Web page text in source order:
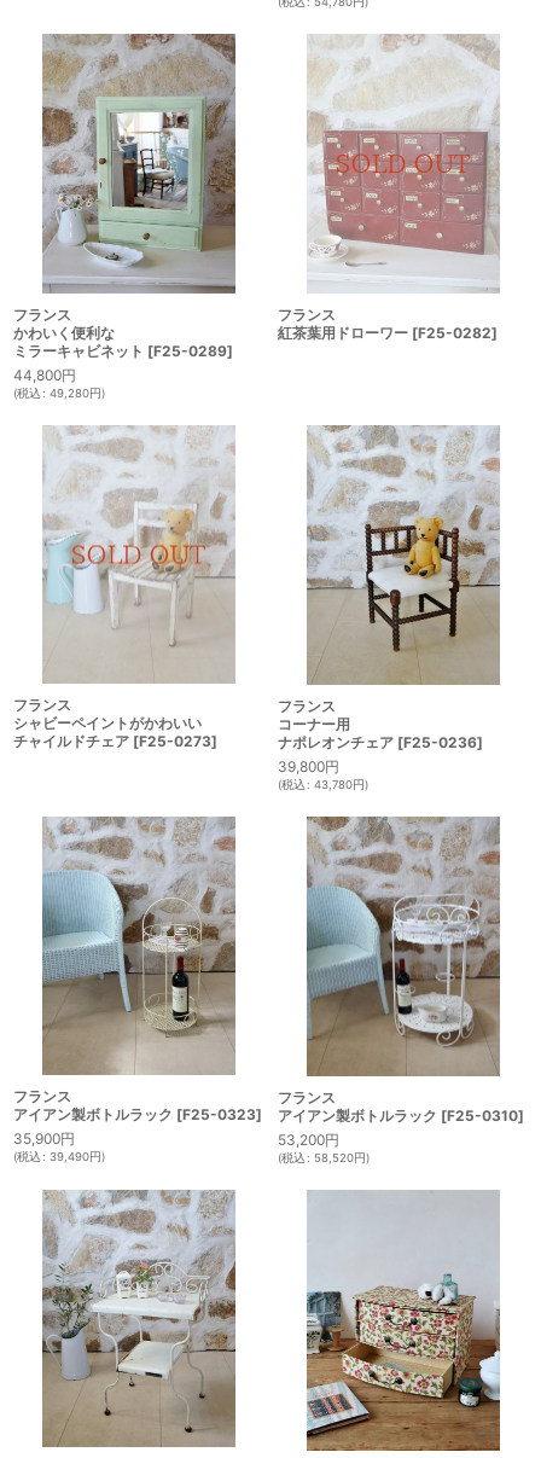
フランス
かわいく便利な
ミラーキャビネット [F25-0289]
44,800円
(税込: 49,280円)
フランス
紅茶葉用ドローワー [F25-0282]
フランス
シャビーペイントがかわいい
チャイルドチェア [F25-0273]
フランス
コーナー用
ナポレオンチェア [F25-0236]
39,800円
(税込: 43,780円)
フランス
アイアン製ボトルラック [F25-0323]
35,900円
(税込: 39,490円)
フランス
アイアン製ボトルラック [F25-0310]
53,200円
(税込: 58,520円)